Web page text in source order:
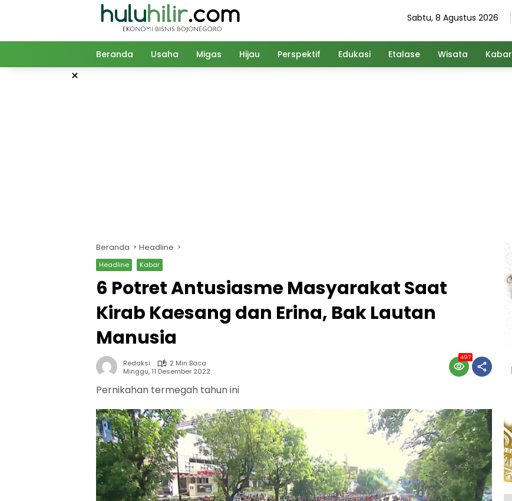
Sabtu, 8 Agustus 2026
Beranda Usaha Migas Hijau Perspektif Edukasi Etalase Wisata Kabar
×
Beranda Headline
Headline Kabar
6 Potret Antusiasme Masyarakat Saat
Kirab Kaesang dan Erina, Bak Lautan
Manusia
Redaksi
2 Min Baca
Minggu, 11 Desember 2022
497
Pernikahan termegah tahun ini